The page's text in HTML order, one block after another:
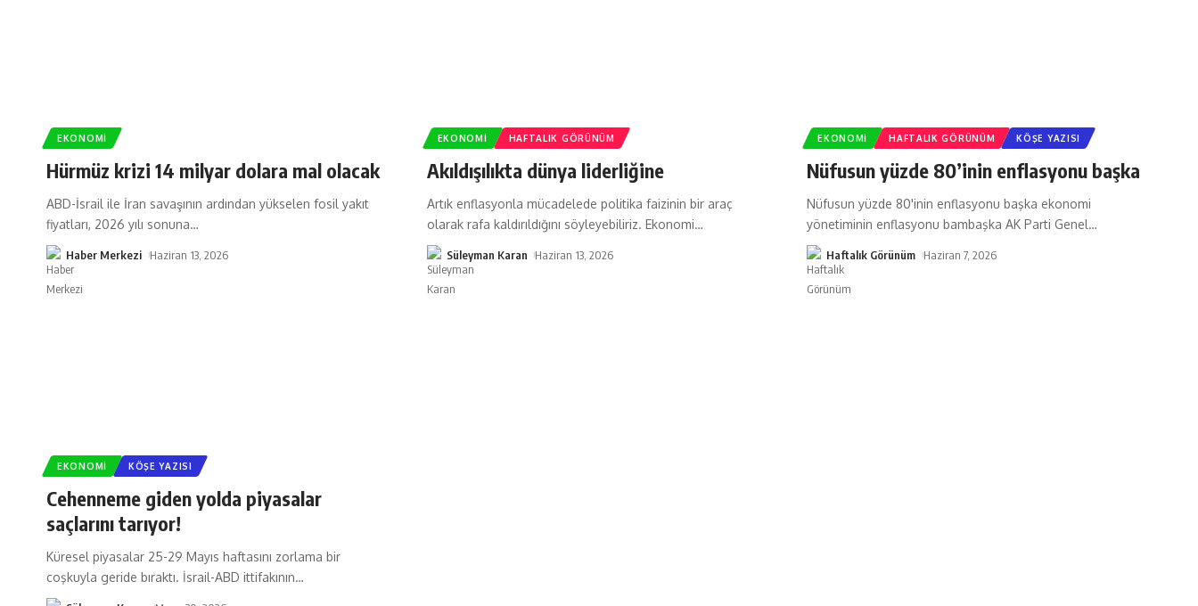
EKONOMI
Hürmüz krizi 14 milyar dolara mal olacak
ABD-İsrail ile İran savaşının ardından yükselen fosil yakıt
fiyatları, 2026 yılı sonuna…
Haber Merkezi Haziran 13, 2026
EKONOMI HAFTALIK GÖRÜNÜM
Akıldışılıkta dünya liderliğine
Artık enflasyonla mücadelede politika faizinin bir araç
olarak rafa kaldırıldığını söyleyebiliriz. Ekonomi…
Süleyman Karan Haziran 13, 2026
EKONOMI HAFTALIK GÖRÜNÜM KÖŞE YAZISI
Nüfusun yüzde 80’inin enflasyonu başka
Nüfusun yüzde 80'inin enflasyonu başka ekonomi
yönetiminin enflasyonu bambaşka AK Parti Genel…
Haftalık Görünüm Haziran 7, 2026
EKONOMI KÖŞE YAZISI
Cehenneme giden yolda piyasalar
saçlarını tarıyor!
Küresel piyasalar 25-29 Mayıs haftasını zorlama bir
coşkuyla geride bıraktı. İsrail-ABD ittifakının…